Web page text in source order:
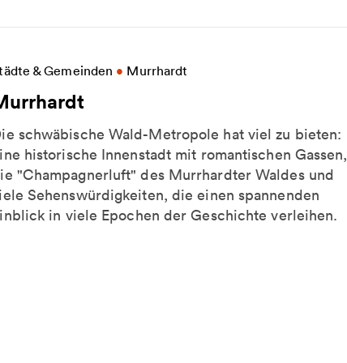
& Gemeinden • Murrhardt
schwäbische Wald-Metropole hat viel zu bieten:
historische Innenstadt mit romantischen Gassen,
"Champagnerluft" des Murrhardter Waldes und
Sehenswürdigkeiten, die einen spannenden
in viele Epochen der Geschichte verleihen.
Informationen zu Murrhardt